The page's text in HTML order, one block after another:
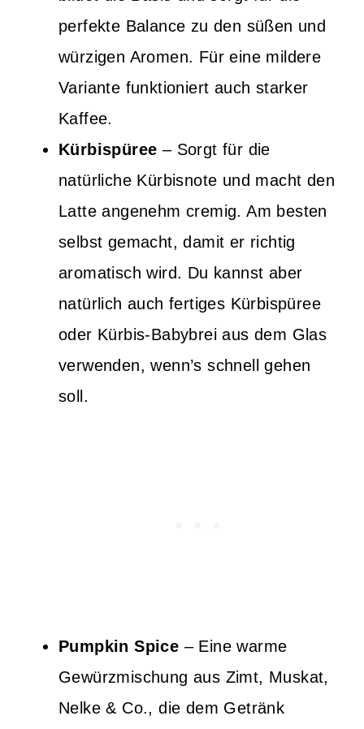
perfekte Balance zu den süßen und
würzigen Aromen. Für eine mildere
Variante funktioniert auch starker
Kaffee.
Kürbispüree – Sorgt für die
natürliche Kürbisnote und macht den
Latte angenehm cremig. Am besten
selbst gemacht, damit er richtig
aromatisch wird. Du kannst aber
natürlich auch fertiges Kürbispüree
oder Kürbis-Babybrei aus dem Glas
verwenden, wenn’s schnell gehen
soll.
Pumpkin Spice – Eine warme
Gewürzmischung aus Zimt, Muskat,
Nelke & Co., die dem Getränk